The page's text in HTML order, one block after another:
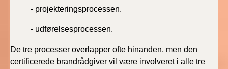
BR18 (1/1-30/6
2018)
BR15 (2015-2018)
- projekteringsprocessen.
- udførelsesprocessen.
De tre processer overlapper ofte hinanden, men den
certificerede brandrådgiver vil være involveret i alle tre